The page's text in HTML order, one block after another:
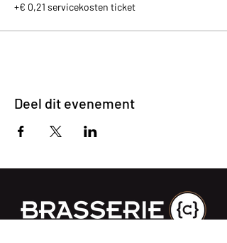
+€ 0,21 servicekosten ticket
Deel dit evenement